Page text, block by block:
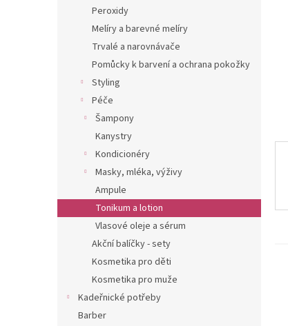
Peroxidy
Melíry a barevné melíry
Trvalé a narovnávače
Pomůcky k barvení a ochrana pokožky
Styling
Péče
Šampony
Kanystry
Kondicionéry
Masky, mléka, výživy
Ampule
Tonikum a lotion
Vlasové oleje a sérum
Akční balíčky - sety
Kosmetika pro děti
Kosmetika pro muže
Kadeřnické potřeby
Barber